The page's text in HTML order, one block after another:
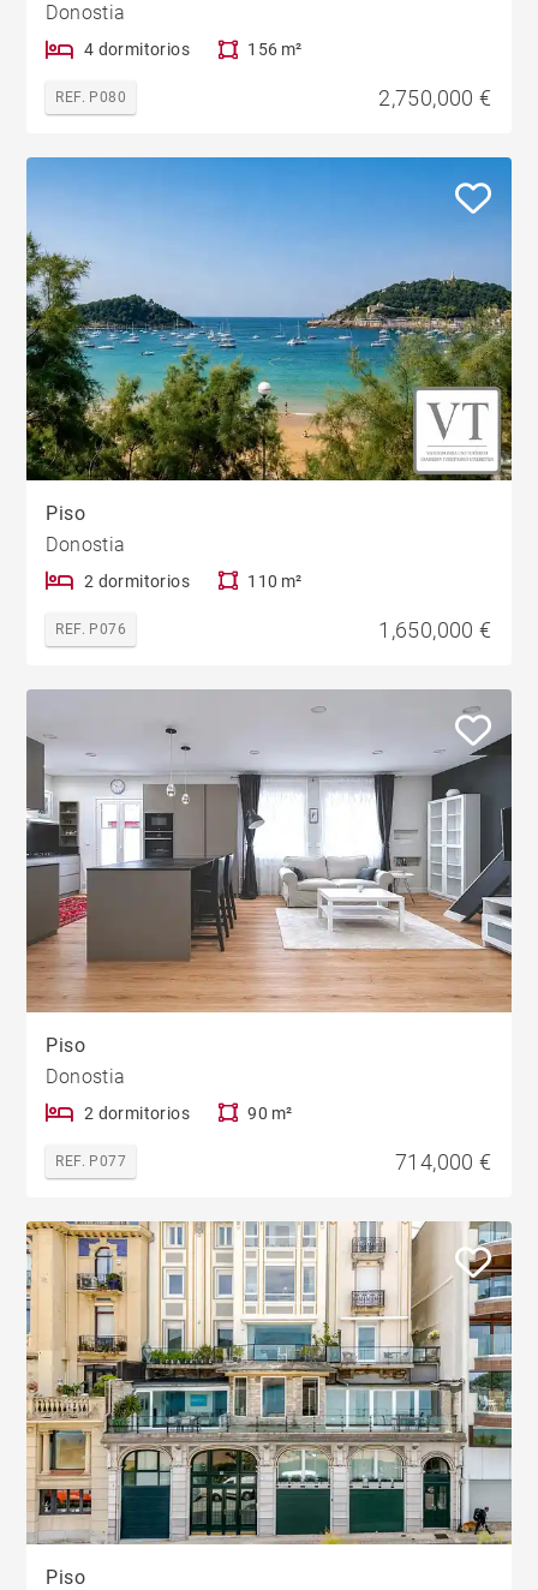
Donostia
4 dormitorios 156 m²
REF. P080 2,750,000 €
Piso
Donostia
2 dormitorios 110 m²
REF. P076 1,650,000 €
Piso
Donostia
2 dormitorios 90 m²
REF. P077 714,000 €
Piso